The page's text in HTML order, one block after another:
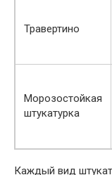
Травертино
Морозостойкая
штукатурка
Каждый вид